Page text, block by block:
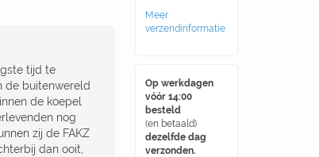
Meer
verzendinformatie
Op werkdagen
vóór 14:00
besteld
(en betaald)
dezelfde dag
verzonden.
tijd te
de buitenwereld
de koepel
nog
zij de FAKZ
dan ooit,